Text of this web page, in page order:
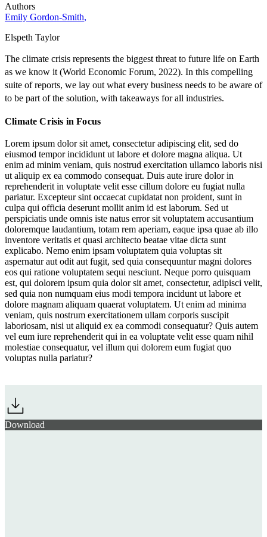
Authors
Emily Gordon-Smith,
Elspeth Taylor
The climate crisis represents the biggest threat to future life on Earth
as we know it (World Economic Forum, 2022). In this compelling
suite of reports, we lay out what every business needs to be aware of
to be part of the solution, with takeaways for all industries.
Climate Crisis in Focus
Lorem ipsum dolor sit amet, consectetur adipiscing elit, sed do
eiusmod tempor incididunt ut labore et dolore magna aliqua. Ut
enim ad minim veniam, quis nostrud exercitation ullamco laboris nisi
ut aliquip ex ea commodo consequat. Duis aute irure dolor in
reprehenderit in voluptate velit esse cillum dolore eu fugiat nulla
pariatur. Excepteur sint occaecat cupidatat non proident, sunt in
culpa qui officia deserunt mollit anim id est laborum. Sed ut
perspiciatis unde omnis iste natus error sit voluptatem accusantium
doloremque laudantium, totam rem aperiam, eaque ipsa quae ab illo
inventore veritatis et quasi architecto beatae vitae dicta sunt
explicabo. Nemo enim ipsam voluptatem quia voluptas sit
aspernatur aut odit aut fugit, sed quia consequuntur magni dolores
eos qui ratione voluptatem sequi nesciunt. Neque porro quisquam
est, qui dolorem ipsum quia dolor sit amet, consectetur, adipisci velit,
sed quia non numquam eius modi tempora incidunt ut labore et
dolore magnam aliquam quaerat voluptatem. Ut enim ad minima
veniam, quis nostrum exercitationem ullam corporis suscipit
laboriosam, nisi ut aliquid ex ea commodi consequatur? Quis autem
vel eum iure reprehenderit qui in ea voluptate velit esse quam nihil
molestiae consequatur, vel illum qui dolorem eum fugiat quo
voluptas nulla pariatur?
Download